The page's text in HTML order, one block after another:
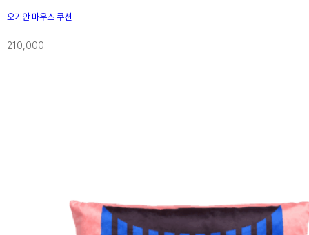
오기안 마우스 쿠션
210,000